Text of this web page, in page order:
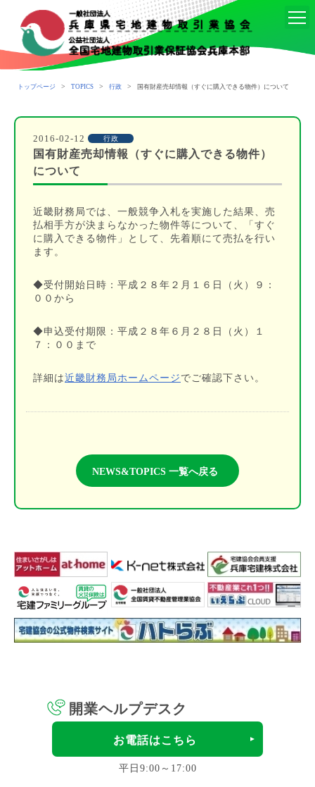
トップページ > TOPICS > 行政 > 国有財産売却情報（すぐに購入できる物件）について
2016-02-12 行政
国有財産売却情報（すぐに購入できる物件）
について
近畿財務局では、一般競争入札を実施した結果、売
払相手方が決まらなかった物件等について、「すぐ
に購入できる物件」として、先着順にて売払を行い
ます。
◆受付開始日時：平成２８年２月１６日（火）９：
００から
◆申込受付期限：平成２８年６月２８日（火）１
７：００まで
詳細は近畿財務局ホームページ でご確認下さい。
NEWS&TOPICS 一覧へ戻る
開業ヘルプデスク
お電話はこちら
平日9:00～17:00